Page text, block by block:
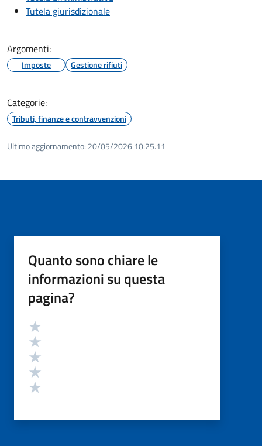
Tutela giurisdizionale
Argomenti:
Imposte Gestione rifiuti
Categorie:
Tributi, finanze e contravvenzioni
Ultimo aggiornamento: 20/05/2026 10:25.11
Quanto sono chiare le
informazioni su questa
pagina?
Valutazione